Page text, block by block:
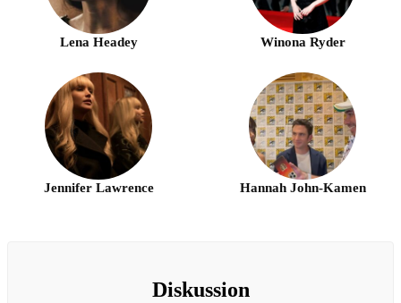
Lena Headey Winona Ryder
Jennifer Lawrence Hannah John-Kamen
Diskussion